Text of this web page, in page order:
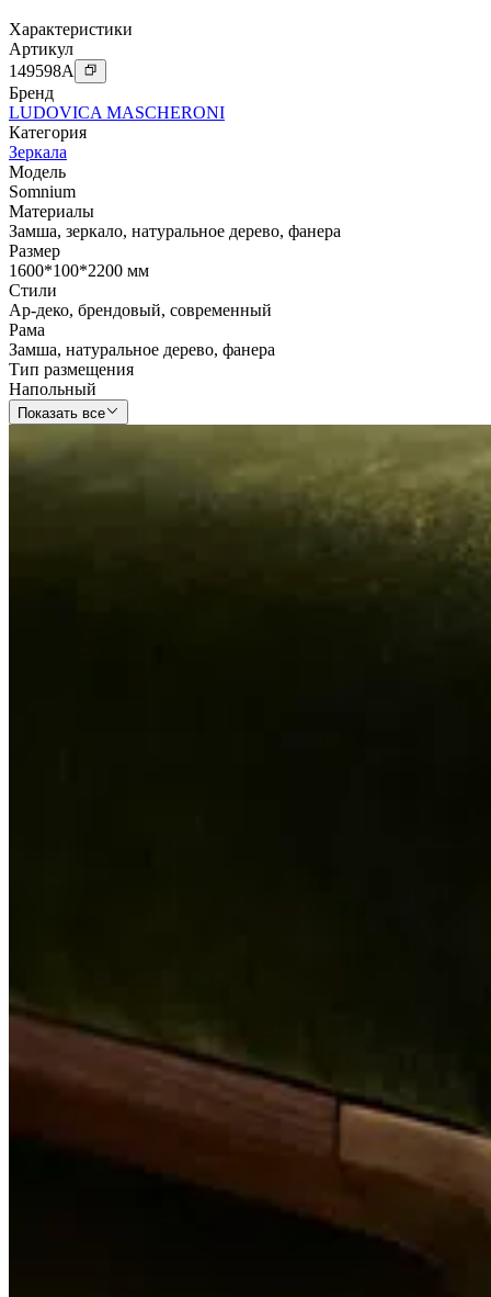
Характеристики
Артикул
149598A
Бренд
LUDOVICA MASCHERONI
Категория
Зеркала
Модель
Somnium
Материалы
Замша, зеркало, натуральное дерево, фанера
Размер
1600*100*2200 мм
Стили
Ар-деко, брендовый, современный
Рама
Замша, натуральное дерево, фанера
Тип размещения
Напольный
Показать все